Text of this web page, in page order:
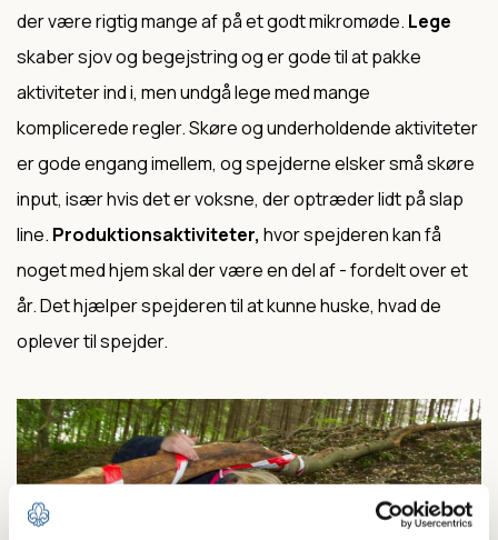
der være rigtig mange af på et godt mikromøde. Lege
skaber sjov og begejstring og er gode til at pakke
aktiviteter ind i, men undgå lege med mange
komplicerede regler. Skøre og underholdende aktiviteter
er gode engang imellem, og spejderne elsker små skøre
input, især hvis det er voksne, der optræder lidt på slap
line. Produktionsaktiviteter, hvor spejderen kan få
noget med hjem skal der være en del af - fordelt over et
år. Det hjælper spejderen til at kunne huske, hvad de
oplever til spejder.